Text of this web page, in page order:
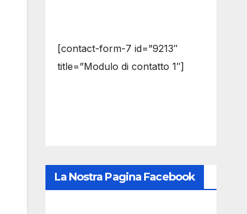
[contact-form-7 id=”9213″
title=”Modulo di contatto 1″]
La Nostra Pagina Facebook